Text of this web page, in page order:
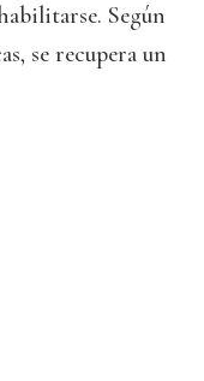
Según
se recupera un